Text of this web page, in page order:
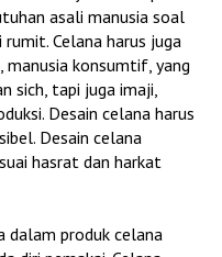
asali manusia soal
Celana harus juga
manusia konsumtif, yang
sich, tapi juga imaji,
Desain celana harus
Desain celana
hasrat dan harkat
dalam produk celana